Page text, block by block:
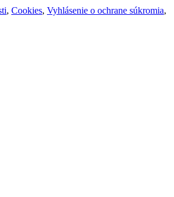
, Cookies, Vyhlásenie o ochrane súkromia,